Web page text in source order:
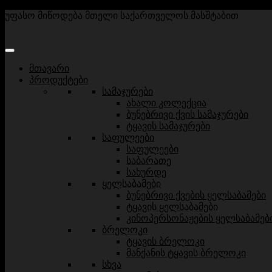
უფასო მიწოდება მთელი საქართველოს მასშტაბით
მთავარი
პროდუქტები
სამაჯურები
ახალი კოლექცია
ბუნებრივი ქვის სამაჯურები
ტყავის სამაჯურები
საფულეები
საფულეები
საბარათე
სახურდე
ყელსაბამები
ბუნებრივი ქვების ყელსაბამები
ტყავის ყელსაბამები
კინოპერსონაჟების
ბრელოკი
ტყავის ბრელოკი
მანქანის ტყავის ბრელოკი
სხვა